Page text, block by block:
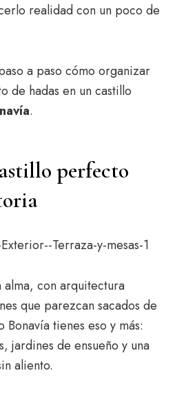
realidad con un poco de
a paso cómo organizar
de hadas en un castillo
.
perfecto
alma, con arquitectura
que parezcan sacados de
Bonavía tienes eso y más:
jardines de ensueño y una
aliento.